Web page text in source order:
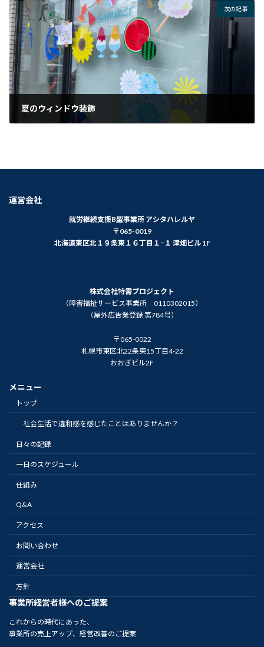
次の記事
夏のウィンドウ装飾
運営会社
就労継続支援B型事業所 アシタハレルヤ
〒065-0019
北海道東区北１９条東１６丁目１−１ 津畑ビル 1F
株式会社特需プロジェクト
（障害福祉サービス事業所 0110302015）
（屋外広告業登録 第784号）
〒065-0022
札幌市東区北22条東15丁目4-22
おおぎビル2F
メニュー
トップ
社会生活で違和感を感じたことはありませんか？
日々の記録
一日のスケジュール
仕組み
Q&A
アクセス
お問い合わせ
運営会社
方針
事業所経営者様へのご提案
これからの時代にあった、
事業所の売上アップ、経営改善のご提案